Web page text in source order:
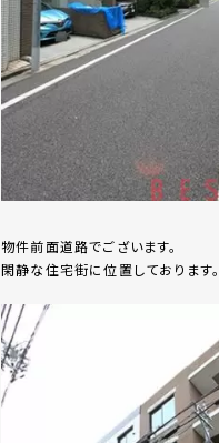
物件前面道路でございます。
閑静な住宅街に位置しております